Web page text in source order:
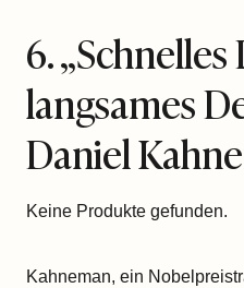
6. „
langsames
Daniel
Keine Produkte gefunden.
Kahneman, ein